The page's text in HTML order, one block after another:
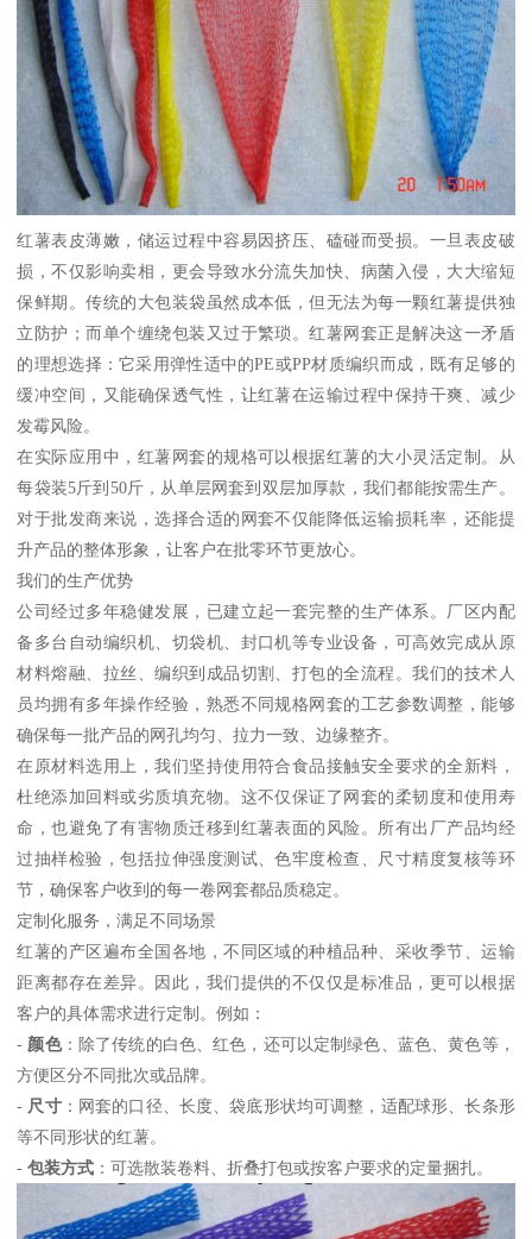
红薯表皮薄嫩，储运过程中容易因挤压、磕碰而受损。一旦表皮破
损，不仅影响卖相，更会导致水分流失加快、病菌入侵，大大缩短
保鲜期。传统的大包装袋虽然成本低，但无法为每一颗红薯提供独
立防护；而单个缠绕包装又过于繁琐。红薯网套正是解决这一矛盾
的理想选择：它采用弹性适中的PE或PP材质编织而成，既有足够的
缓冲空间，又能确保透气性，让红薯在运输过程中保持干爽、减少
发霉风险。
在实际应用中，红薯网套的规格可以根据红薯的大小灵活定制。从
每袋装5斤到50斤，从单层网套到双层加厚款，我们都能按需生产。
对于批发商来说，选择合适的网套不仅能降低运输损耗率，还能提
升产品的整体形象，让客户在批零环节更放心。
我们的生产优势
公司经过多年稳健发展，已建立起一套完整的生产体系。厂区内配
备多台自动编织机、切袋机、封口机等专业设备，可高效完成从原
材料熔融、拉丝、编织到成品切割、打包的全流程。我们的技术人
员均拥有多年操作经验，熟悉不同规格网套的工艺参数调整，能够
确保每一批产品的网孔均匀、拉力一致、边缘整齐。
在原材料选用上，我们坚持使用符合食品接触安全要求的全新料，
杜绝添加回料或劣质填充物。这不仅保证了网套的柔韧度和使用寿
命，也避免了有害物质迁移到红薯表面的风险。所有出厂产品均经
过抽样检验，包括拉伸强度测试、色牢度检查、尺寸精度复核等环
节，确保客户收到的每一卷网套都品质稳定。
定制化服务，满足不同场景
红薯的产区遍布全国各地，不同区域的种植品种、采收季节、运输
距离都存在差异。因此，我们提供的不仅仅是标准品，更可以根据
客户的具体需求进行定制。例如：
-颜色：除了传统的白色、红色，还可以定制绿色、蓝色、黄色等，
方便区分不同批次或品牌。
- 尺寸：网套的口径、长度、袋底形状均可调整，适配球形、长条形
等不同形状的红薯。
-包装方式 ：可选散装卷料、折叠打包或按客户要求的定量捆扎。